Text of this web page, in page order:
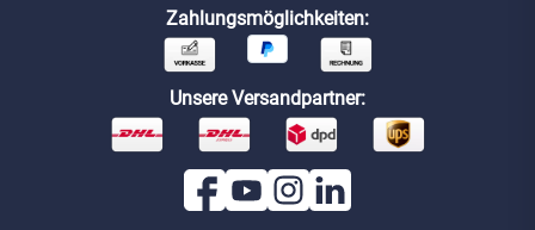
Zahlungsmöglichkeiten:
Unsere Versandpartner: